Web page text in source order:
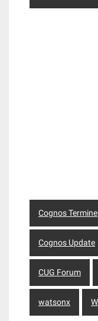
Cognos Termine
Cognos Update
CUG Forum
watsonx